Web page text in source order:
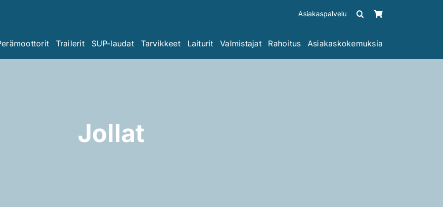
Asiakaspalvelu
Trailerit SUP-laudat Tarvikkeet Laiturit Valmistajat Rahoitus Asiakaskokemuksia
Jollat